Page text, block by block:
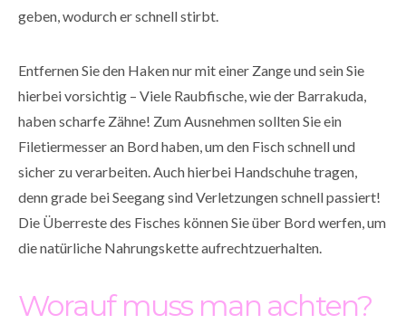
geben, wodurch er schnell stirbt.
Entfernen Sie den Haken nur mit einer Zange und sein Sie
hierbei vorsichtig – Viele Raubfische, wie der Barrakuda,
haben scharfe Zähne! Zum Ausnehmen sollten Sie ein
Filetiermesser an Bord haben, um den Fisch schnell und
sicher zu verarbeiten. Auch hierbei Handschuhe tragen,
denn grade bei Seegang sind Verletzungen schnell passiert!
Die Überreste des Fisches können Sie über Bord werfen, um
die natürliche Nahrungskette aufrechtzuerhalten.
Worauf muss man achten?